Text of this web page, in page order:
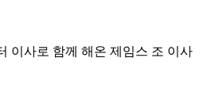
이사로 함께 해온 제임스 조 이사